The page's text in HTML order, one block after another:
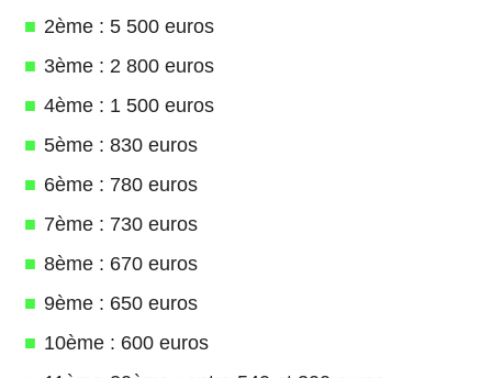
2ème : 5 500 euros
3ème : 2 800 euros
4ème : 1 500 euros
5ème : 830 euros
6ème : 780 euros
7ème : 730 euros
8ème : 670 euros
9ème : 650 euros
10ème : 600 euros